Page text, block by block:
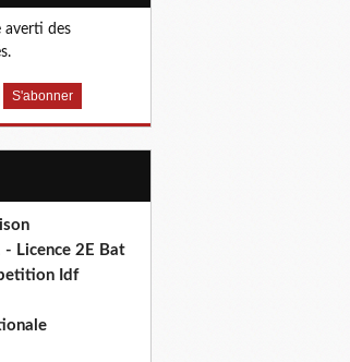
averti des
Licence 2E Bat
Idf